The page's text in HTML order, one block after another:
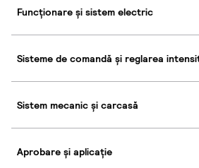
Funcționare și sistem electric
Sisteme de comandă și reglarea
Sistem mecanic și carcasă
Aprobare și aplicație